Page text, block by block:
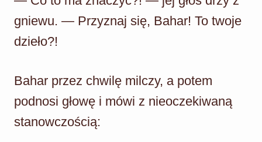
gniewu. — Przyznaj się, Bahar! To twoje
dzieło?!
Bahar przez chwilę milczy, a potem
podnosi głowę i mówi z nieoczekiwaną
stanowczością: